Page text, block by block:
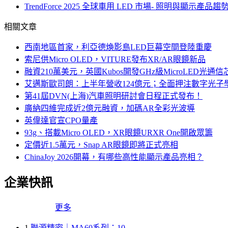
TrendForce 2025 全球車用 LED 市場- 照明與顯示產品趨
相關文章
西南地區首家，利亞德煥影島LED巨幕空間登陸重慶
索尼供Micro OLED，VITURE發布XR/AR眼鏡新品
融資210萬美元，英國Kubos開發GHz級MicroLED光通信
艾邁斯歐司朗：上半年營收124億元；全面押注數字光子
第41屆DVN(上海)汽車照明研討會日程正式發布！
廣納四維完成近2億元融資，加碼AR全彩光波導
英偉達官宣CPO量產
93g、搭載Micro OLED，XR眼鏡URXR One開啟眾籌
定價近1.5萬元，Snap AR眼鏡即將正式亮相
ChinaJoy 2026開幕，有哪些高性能顯示產品亮相？
企業快訊
更多